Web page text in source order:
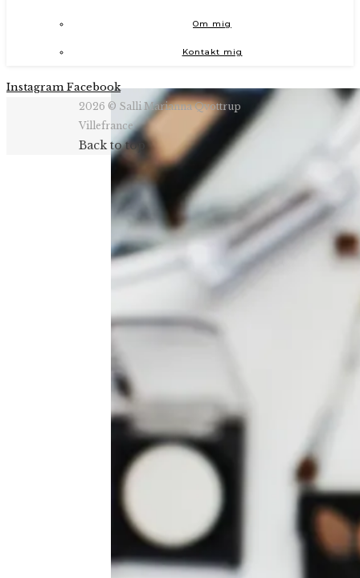
Om mig
Kontakt mig
Instagram Facebook
2026 © Salli Marianna Qvottrup
Villefrance
Back to top